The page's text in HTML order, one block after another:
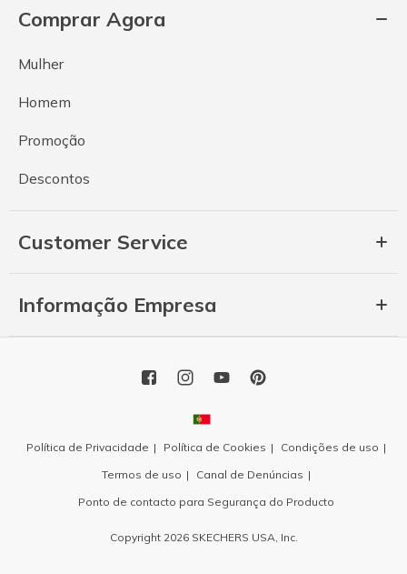
Comprar Agora
Mulher
Homem
Promoção
Descontos
Customer Service
Informação Empresa
Política de Privacidade Política de Cookies
Condições de uso
Termos de uso
Canal de Denúncias
Ponto de contacto para Segurança do Producto
Copyright 2026 SKECHERS USA, Inc.